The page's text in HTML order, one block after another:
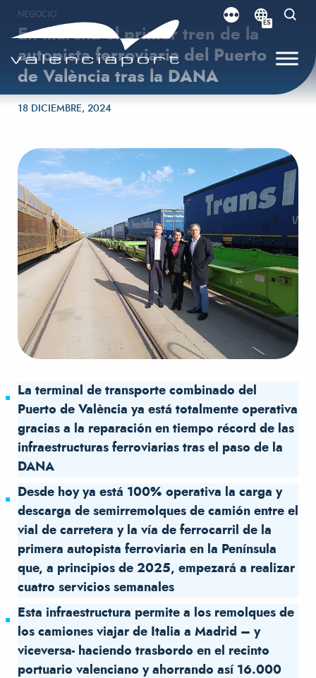
ES
NEGOCIO
En marcha el primer tren de la
autopista ferroviaria del Puerto
de València tras la DANA
Publicado el
18 DICIEMBRE, 2024
La terminal de transporte combinado del
Puerto de València ya está totalmente operativa
gracias a la reparación en tiempo récord de las
infraestructuras ferroviarias tras el paso de la
DANA
Desde hoy ya está 100% operativa la carga y
descarga de semirremolques de camión entre el
vial de carretera y la vía de ferrocarril de la
primera autopista ferroviaria en la Península
que, a principios de 2025, empezará a realizar
cuatro servicios semanales
Esta infraestructura permite a los remolques de
los camiones viajar de Italia a Madrid – y
viceversa- haciendo trasbordo en el recinto
portuario valenciano y ahorrando así 16.000